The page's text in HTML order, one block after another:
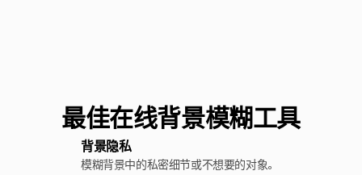
最佳在线背景模糊工具
背景隐私
模糊背景中的私密细节或不想要的对象。